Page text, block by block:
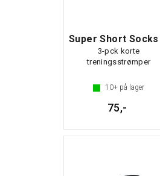
3-pck korte
treningsstrømper
10+ på lager
75,-